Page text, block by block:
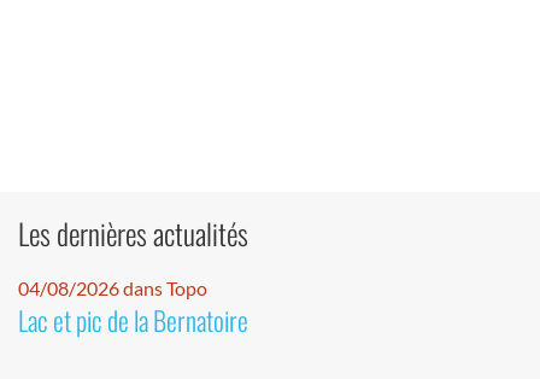
Les dernières actualités
04/08/2026 dans Topo
Lac et pic de la Bernatoire